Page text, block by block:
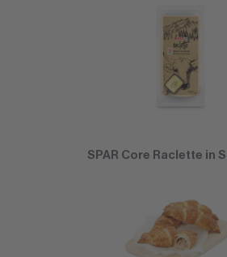
SPAR Core Raclette in